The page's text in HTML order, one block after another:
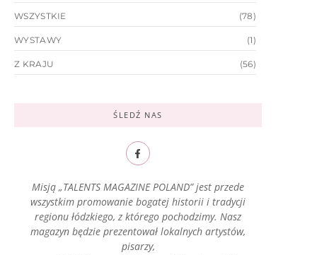
WSZYSTKIE (78)
WYSTAWY (1)
Z KRAJU (56)
ŚLEDŹ NAS
Misją „TALENTS MAGAZINE POLAND” jest przede
wszystkim promowanie bogatej historii i tradycji
regionu łódzkiego, z którego pochodzimy. Nasz
magazyn będzie prezentował lokalnych artystów,
pisarzy,